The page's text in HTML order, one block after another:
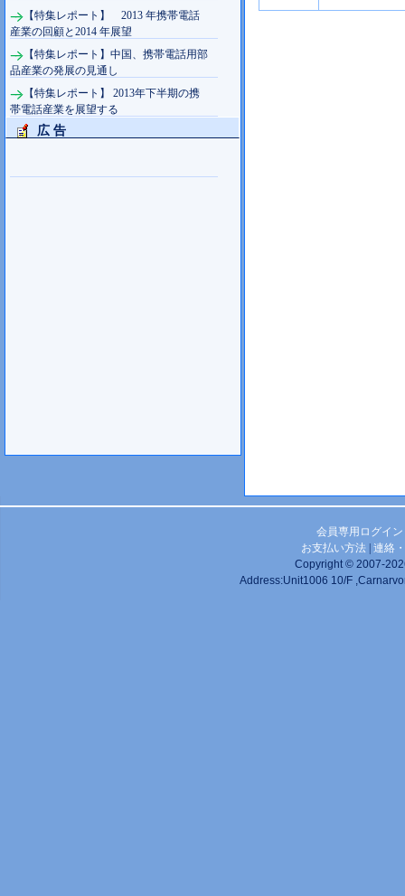
【特集レポート】 2013 年携帯電話
産業の回顧と2014 年展望
【特集レポート】中国、携帯電話用部
品産業の発展の見通し
【特集レポート】 2013年下半期の携
帯電話産業を展望する
広 告